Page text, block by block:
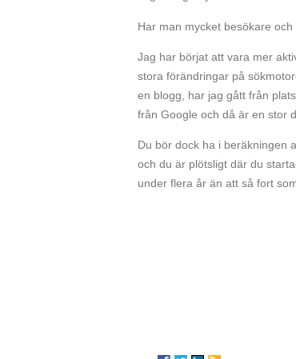
Har man mycket besökare
Jag har börjat att vara mer
stora förändringar på
en blogg, har jag gått från
från Google och då är en stor
Du bör dock ha i beräkningen
och du är plötsligt där du
under flera år än att så fort